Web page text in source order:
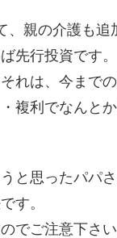
親の介護も追
先行投資です
れは、今まで
複利でなんと
と思ったパパ
す。
でご注意下さい